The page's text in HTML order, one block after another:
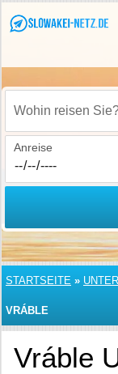
Wohin reisen Sie?
Anreise
STARTSEITE »
VRÁBLE
Vráble